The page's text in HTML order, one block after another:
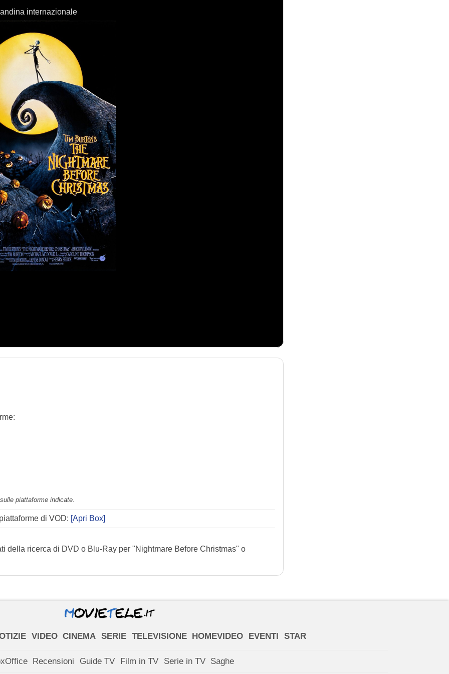
internazionale
piattaforme indicate.
di VOD: [Apri Box]
della ricerca di DVD o Blu-Ray per "Nightmare Before Christmas" o
VIDEO CINEMA SERIE TELEVISIONE HOMEVIDEO EVENTI STAR
Recensioni Guide TV Film in TV Serie in TV Saghe